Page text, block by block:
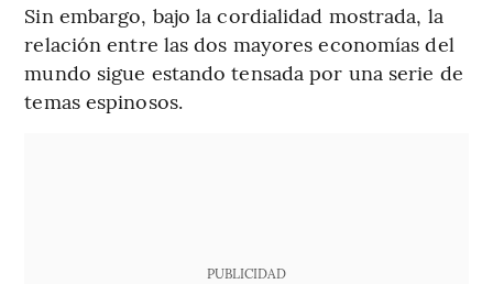
Sin embargo, bajo la cordialidad mostrada, la
relación entre las dos mayores economías del
mundo sigue estando tensada por una serie de
temas espinosos.
PUBLICIDAD